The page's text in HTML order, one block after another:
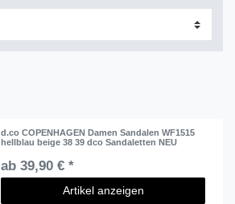
d.co COPENHAGEN Damen Sandalen WF1515
hellblau beige 38 39 dco Sandaletten NEU
ab 39,90 € *
Artikel anzeigen